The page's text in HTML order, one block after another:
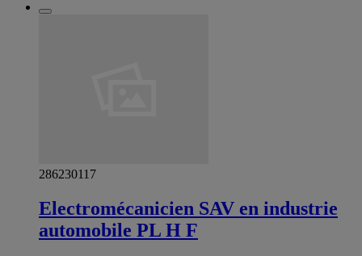
286230117
Electromécanicien SAV en industrie
automobile PL H F